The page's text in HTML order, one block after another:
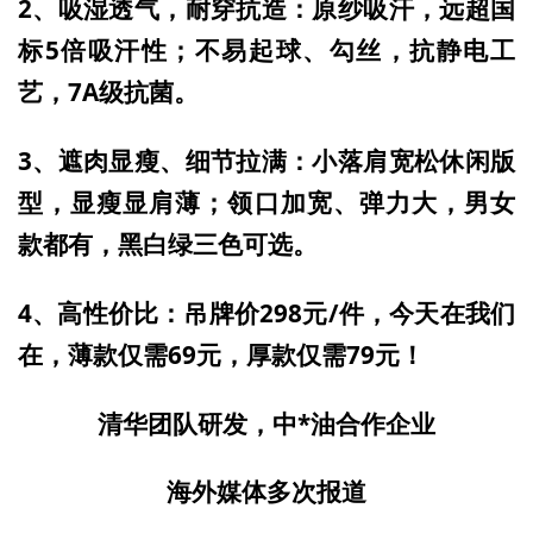
2、吸湿透气，耐穿抗造：原纱吸汗，远超国
标5倍吸汗性；不易起球、勾丝，抗静电工
艺，7A级抗菌。
3、遮肉显瘦、细节拉满：小落肩宽松休闲版
型，显瘦显肩薄；领口加宽、弹力大，男女
款都有，黑白绿三色可选。
4、高性价比：吊牌价298元/件，今天在我们
在，薄款仅需69元，厚款仅需79元！
清华团队研发，中*油合作企业
海外媒体多次报道